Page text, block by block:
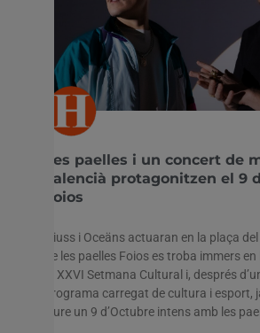
Les paelles i un concert de
valencià protagonitzen el 9
Foios
Niuss i Oceäns actuaran en la plaça
de les paelles Foios es troba immers
la XXVI Setmana Cultural i, després
programa carregat de cultura i esport,
viure un 9 d’Octubre intens amb les